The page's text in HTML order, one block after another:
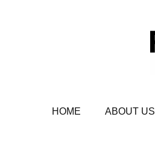
HOME ABOUT US